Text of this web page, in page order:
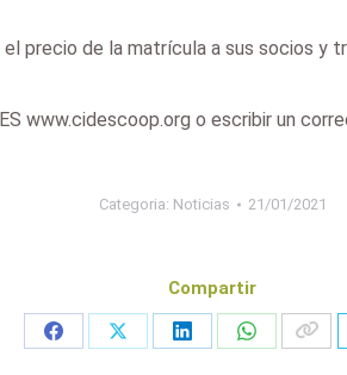
precio de la matrícula a sus socios y
www.cidescoop.org o escribir un
Categoria: Noticias 21/01/2021
Compartir
Share
Share
Share
Share